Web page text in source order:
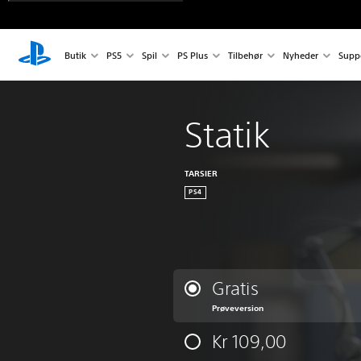
Butik PS5 Spil PS Plus Tilbehør Nyheder
Statik
TARSIER
PS4
Gratis
Prøveversion
Kr 109,00